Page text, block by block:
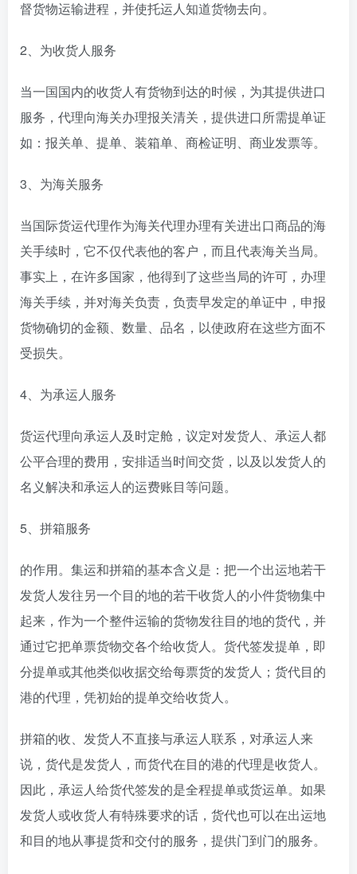
督货物运输进程，并使托运人知道货物去向。
2、为收货人服务
当一国国内的收货人有货物到达的时候，为其提供进口
服务，代理向海关办理报关清关，提供进口所需提单证
如：报关单、提单、装箱单、商检证明、商业发票等。
3、为海关服务
当国际货运代理作为海关代理办理有关进出口商品的海
关手续时，它不仅代表他的客户，而且代表海关当局。
事实上，在许多国家，他得到了这些当局的许可，办理
海关手续，并对海关负责，负责早发定的单证中，申报
货物确切的金额、数量、品名，以使政府在这些方面不
受损失。
4、为承运人服务
货运代理向承运人及时定舱，议定对发货人、承运人都
公平合理的费用，安排适当时间交货，以及以发货人的
名义解决和承运人的运费账目等问题。
5、拼箱服务
的作用。集运和拼箱的基本含义是：把一个出运地若干
发货人发往另一个目的地的若干收货人的小件货物集中
起来，作为一个整件运输的货物发往目的地的货代，并
通过它把单票货物交各个给收货人。货代签发提单，即
分提单或其他类似收据交给每票货的发货人；货代目的
港的代理，凭初始的提单交给收货人。
拼箱的收、发货人不直接与承运人联系，对承运人来
说，货代是发货人，而货代在目的港的代理是收货人。
因此，承运人给货代签发的是全程提单或货运单。如果
发货人或收货人有特殊要求的话，货代也可以在出运地
和目的地从事提货和交付的服务，提供门到门的服务。